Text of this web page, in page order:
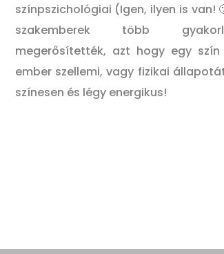
színpszichológiai (Igen, ilyen is van!
szakemberek több
megerősítették, azt hogy egy
ember szellemi, vagy fizikai
színesen és légy energikus!